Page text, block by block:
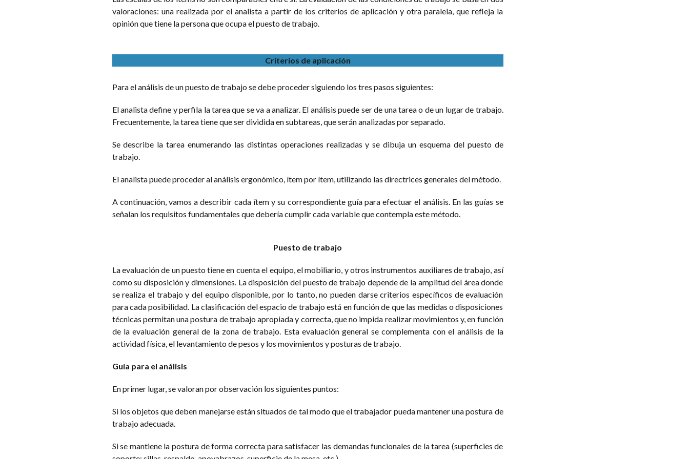
valoraciones: una realizada por el analista a partir de los criterios de aplicación y otra paralela, que refleja la
opinión que tiene la persona que ocupa el puesto de trabajo.
Criterios de aplicación
Para el análisis de un puesto de trabajo se debe proceder siguiendo los tres pasos siguientes:
El analista define y perfila la tarea que se va a analizar. El análisis puede ser de una tarea o de un lugar de trabajo.
Frecuentemente, la tarea tiene que ser dividida en subtareas, que serán analizadas por separado.
Se describe la tarea enumerando las distintas operaciones realizadas y se dibuja un esquema del puesto de
trabajo.
El analista puede proceder al análisis ergonómico, ítem por ítem, utilizando las directrices generales del método.
A continuación, vamos a describir cada ítem y su correspondiente guía para efectuar el análisis. En las guías se
señalan los requisitos fundamentales que debería cumplir cada variable que contempla este método.
Puesto de trabajo
La evaluación de un puesto tiene en cuenta el equipo, el mobiliario, y otros instrumentos auxiliares de trabajo, así
como su disposición y dimensiones. La disposición del puesto de trabajo depende de la amplitud del área donde
se realiza el trabajo y del equipo disponible, por lo tanto, no pueden darse criterios específicos de evaluación
para cada posibilidad. La clasificación del espacio de trabajo está en función de que las medidas o disposiciones
técnicas permitan una postura de trabajo apropiada y correcta, que no impida realizar movimientos y, en función
de la evaluación general de la zona de trabajo. Esta evaluación general se complementa con el análisis de la
actividad física, el levantamiento de pesos y los movimientos y posturas de trabajo.
Guía para el análisis
En primer lugar, se valoran por observación los siguientes puntos:
Si los objetos que deben manejarse están situados de tal modo que el trabajador pueda mantener una postura de
trabajo adecuada.
Si se mantiene la postura de forma correcta para satisfacer las demandas funcionales de la tarea (superficies de